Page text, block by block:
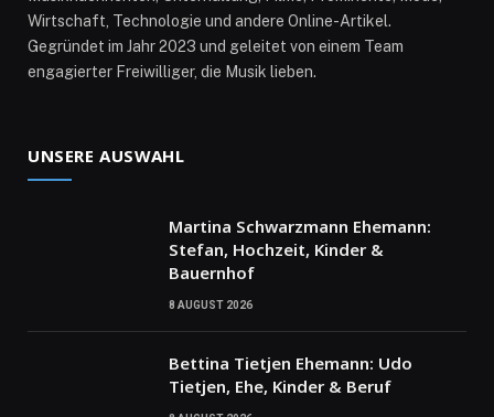
Wirtschaft, Technologie und andere Online-Artikel.
Gegründet im Jahr 2023 und geleitet von einem Team
engagierter Freiwilliger, die Musik lieben.
UNSERE AUSWAHL
Martina Schwarzmann Ehemann:
Stefan, Hochzeit, Kinder &
Bauernhof
8 AUGUST 2026
Bettina Tietjen Ehemann: Udo
Tietjen, Ehe, Kinder & Beruf